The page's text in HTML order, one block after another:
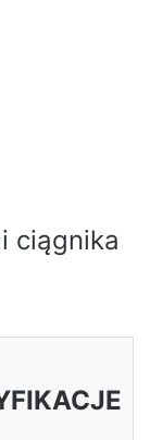
ciągnika